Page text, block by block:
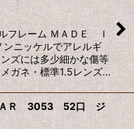
フレーム ＭＡＤＥ Ｉ
ニッケルでアレルギ
ズには多少細かな傷等
ガネ・標準1.5レンズ…
ＡＲ 3053 52口 ジ